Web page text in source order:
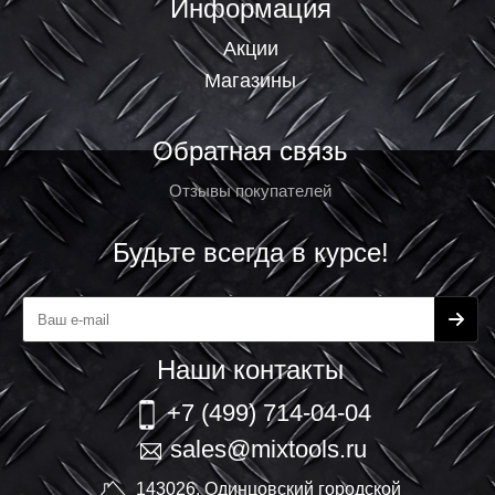
Информация
Акции
Магазины
Обратная связь
Отзывы покупателей
Будьте всегда в курсе!
Наши контакты
+7 (499) 714-04-04
sales@mixtools.ru
143026, Одинцовский городской